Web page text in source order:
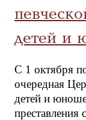
детей и
С 1 октября
очередная
детей и
преставления